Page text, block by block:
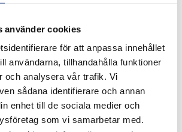
använder cookies
för att anpassa innehållet
användarna, tillhandahålla funktioner
och analysera vår trafik. Vi
sådana identifierare och annan
enhet till de sociala medier och
som vi samarbetar med.
Blå 3-lags IIR
fremstillet i Sverige.